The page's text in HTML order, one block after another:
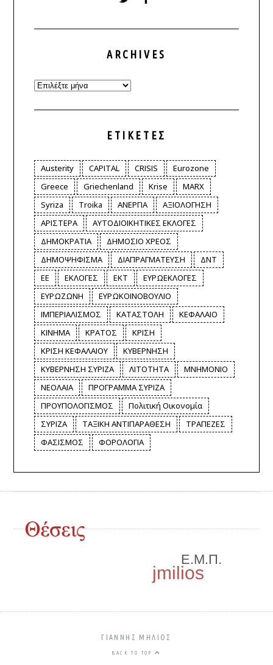
ARCHIVES
Archives
ΕΤΙΚΈΤΕΣ
Austerity CAPITAL CRISIS
Eurozone
Greece
Griechenland Krise
MARX
Syriza
Troika ΑΝΕΡΓΙΑ
ΑΞΙΟΛΟΓΗΣΗ
ΑΡΙΣΤΕΡΑ
ΑΥΤΟΔΙΟΙΚΗΤΙΚΕΣ ΕΚΛΟΓΕΣ
ΔΗΜΟΚΡΑΤΙΑ
ΔΗΜΟΣΙΟ ΧΡΕΟΣ
ΔΗΜΟΨΗΦΙΣΜΑ
ΔΙΑΠΡΑΓΜΑΤΕΥΣΗ
ΔΝΤ
ΕΕ
ΕΚΛΟΓΕΣ ΕΚΤ
ΕΥΡΩΕΚΛΟΓΕΣ
ΕΥΡΩΖΩΝΗ
ΕΥΡΩΚΟΙΝΟΒΟΥΛΙΟ
ΙΜΠΕΡΙΑΛΙΣΜΟΣ
ΚΑΤΑΣΤΟΛΗ
ΚΕΦΑΛΑΙΟ
ΚΙΝΗΜΑ
ΚΡΑΤΟΣ
ΚΡΙΣΗ
ΚΡΙΣΗ ΚΕΦΑΛΑΙΟΥ
ΚΥΒΕΡΝΗΣΗ
ΚΥΒΕΡΝΗΣΗ ΣΥΡΙΖΑ
ΛΙΤΟΤΗΤΑ
ΜΝΗΜΟΝΙΟ
ΝΕΟΛΑΙΑ
ΠΡΟΓΡΑΜΜΑ ΣΥΡΙΖΑ
ΠΡΟΥΠΟΛΟΓΙΣΜΟΣ
Πολιτική Οικονομία
ΣΥΡΙΖΑ
ΤΑΞΙΚΗ ΑΝΤΙΠΑΡΑΘΕΣΗ
ΤΡΑΠΕΖΕΣ
ΦΑΣΙΣΜΟΣ
ΦΟΡΟΛΟΓΙΑ
ΓΙΑΝΝΗΣ ΜΗΛΙΌΣ
BACK TO TOP